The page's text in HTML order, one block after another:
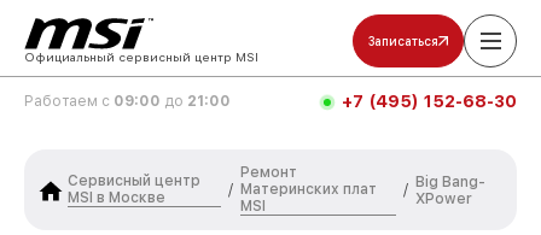
Официальный сервисный центр MSI
Записаться
Работаем с 09:00 до 21:00 +7 (495) 152-68-30
Сервисный центр
MSI в Москве
/
Ремонт
Материнских плат
MSI
/ Big Bang-
XPower